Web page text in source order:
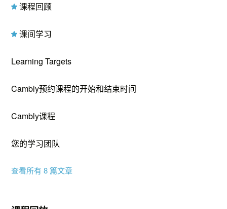
课程回顾
课间学习
Learning Targets
Cambly预约课程的开始和结束时间
Cambly课程
您的学习团队
查看所有 8 篇文章